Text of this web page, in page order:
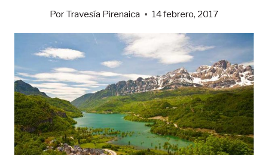
Por Travesía Pirenaica 14 febrero, 2017